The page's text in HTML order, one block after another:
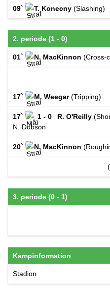
09` T. Konecny (Slashing)
2. periode (1 - 0)
01` N. MacKinnon (Cross-
17` M. Weegar(Tripping)
17` 1 - 0 R. O'Reilly
N. Dobson
20` N. MacKinnon
3. periode (0 - 1)
Kampinformation
Stadion